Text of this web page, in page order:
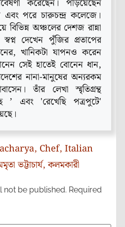
করেছেন। পড়িয়েছেন
এবং পরে চারুচন্দ্র কলেজে।
বিভিন্ন অঞ্চলের দেশজ রান্না
দেখেন পুঁজির প্রতাপের
খানিকটা যাপনও করেন
সেই হাতেই বোনেন ধান,
নানা-মানুষের অন্যরকম
তাঁর লেখা স্মৃতিগ্রন্থ
’ এবং 'রেখেছি পত্রপুটে'
, Chef, Italian
ভট্টাচার্য,কলমকারী
not be published. Required